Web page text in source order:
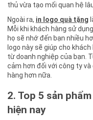
thủ vừa tạo mối quan hệ
Ngoài ra, in logo quà tặng
Mỗi khi khách hàng sử
họ sẽ nhớ đến bạn nhiều
logo này sẽ giúp cho
từ doanh nghiệp của bạn.
cảm hơn đối với công ty
hàng hơn nữa.
2. Top 5 sản
hiện nay